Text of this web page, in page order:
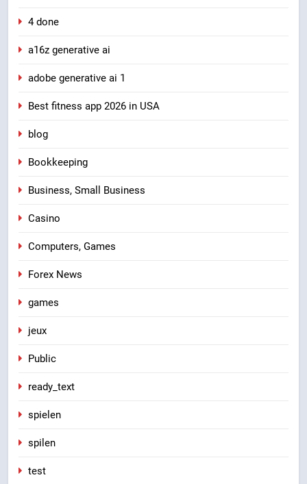
4 done
a16z generative ai
adobe generative ai 1
Best fitness app 2026 in USA
blog
Bookkeeping
Business, Small Business
Casino
Computers, Games
Forex News
games
jeux
Public
ready_text
spielen
spilen
test